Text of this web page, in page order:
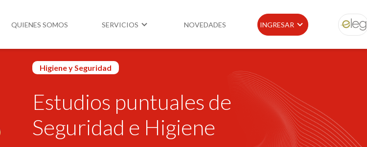
QUIENES SOMOS SERVICIOS
Higiene y Seguridad
Legislación
NOVEDADES INGRESAR
Buscador de Legislación
Matriz Premium
Matriz Profesional
ELEG
Higiene y Seguridad
Estudios puntuales de
Seguridad e Higiene